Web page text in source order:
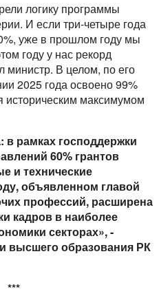
логику программы
И если три-четыре года
уже в прошлом году мы
году у нас рекорд
министр. В целом, по его
2025 года освоено 99%
историческим максимумом
в рамках господдержки
60% грантов
и технические
объявленном главой
профессий, расширена
кадров в наиболее
секторах», -
высшего образования РК
***